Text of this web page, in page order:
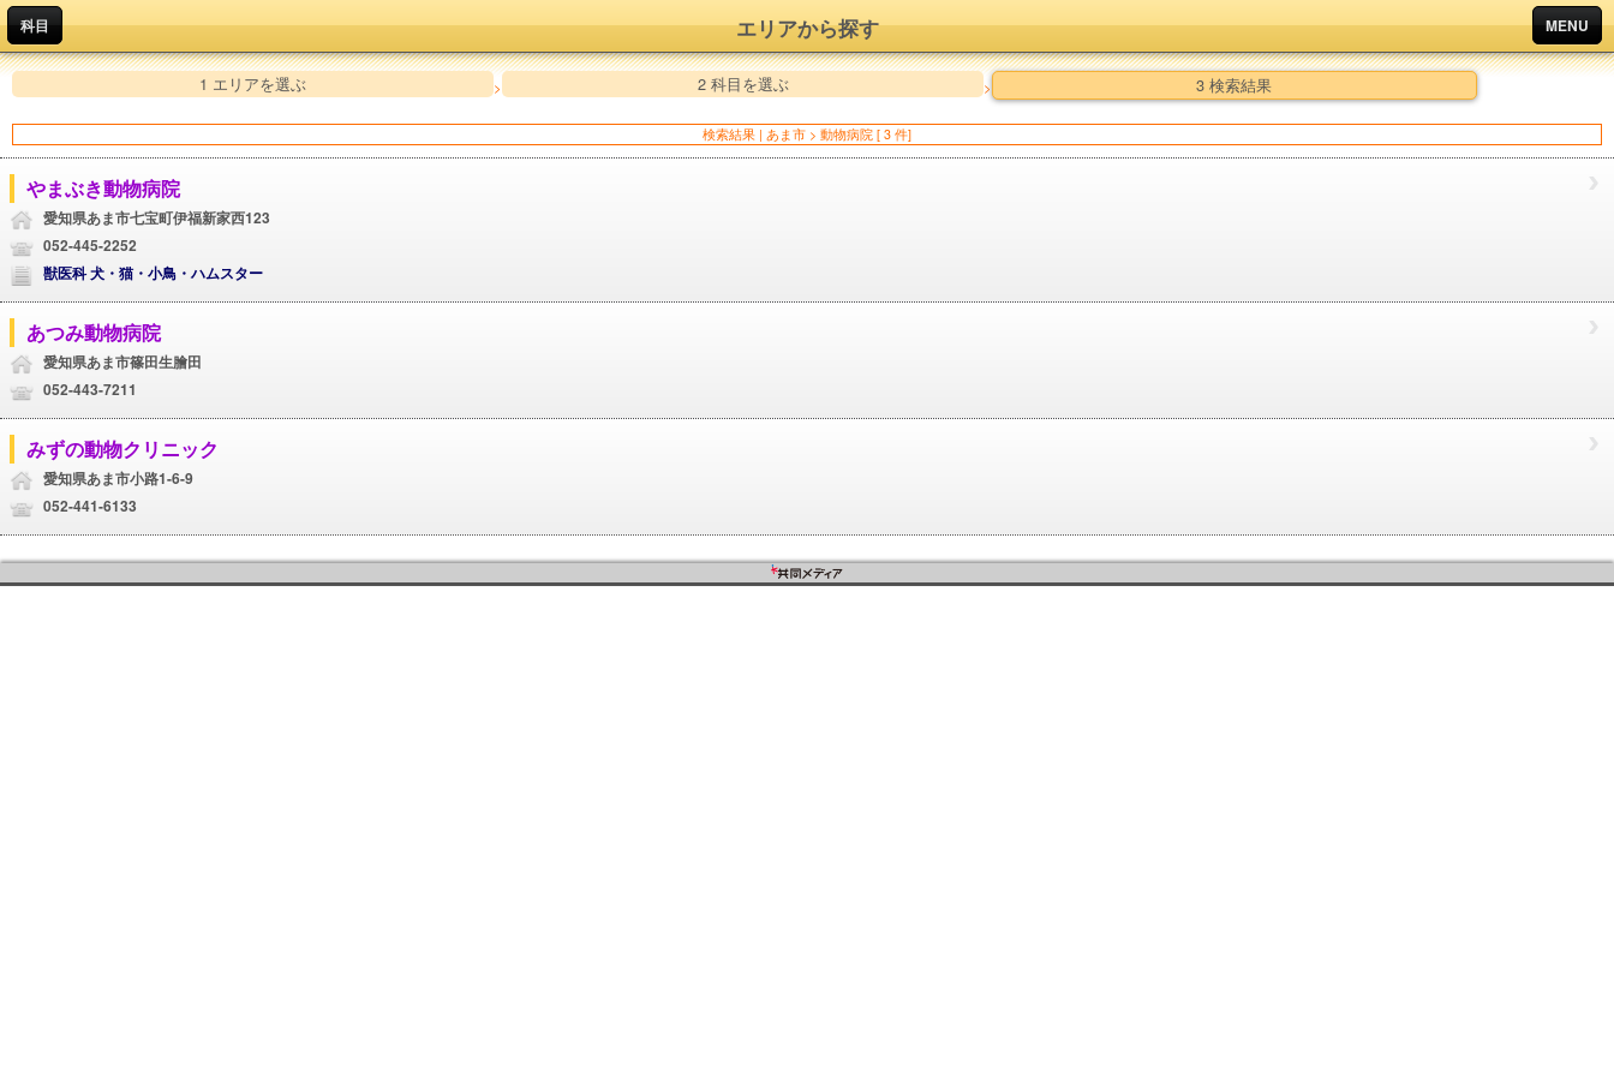
科目 エリアから探す MENU
1 エリアを選ぶ > 2 科目を選ぶ > 3 検索結果
検索結果 | あま市 > 動物病院 [ 3 件]
やまぶき動物病院
愛知県あま市七宝町伊福新家西123
052-445-2252
獣医科 犬・猫・小鳥・ハムスター
あつみ動物病院
愛知県あま市篠田生膾田
052-443-7211
みずの動物クリニック
愛知県あま市小路1-6-9
052-441-6133